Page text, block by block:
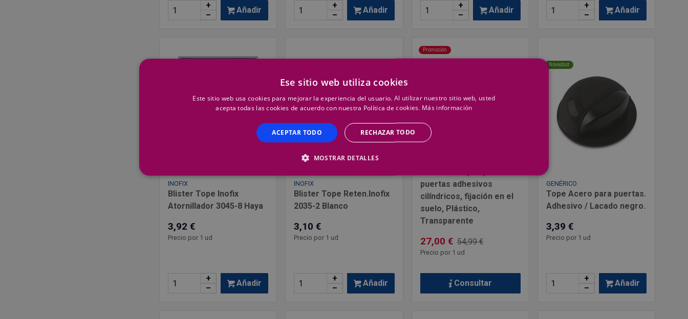
+
–
Añadir
+
–
Añadir
+
–
Añadir
+
–
Añadir
INOFIX
Blister Tope Inofix
Atornillador 3045-8 Haya
3,92 €
Precio por 1 ud
+
–
Añadir
INOFIX
Blister Tope Reten.Inofix
2035-2 Blanco
3,10 €
Precio por 1 ud
+
–
Añadir
Promoción
puertas adhesivos
cilíndricos, fijación en el
suelo, Plástico,
Transparente
27,00 € 54,99 €
Precio por 1 ud
Consultar
Novedad
GENÉRICO
Tope Acero para puertas.
Adhesivo / Lacado negro.
3,39 €
Precio por 1 ud
+
–
Añadir
Ese sitio web utiliza cookies
Este sitio web usa cookies para mejorar la experiencia del usuario. Al utilizar nuestro sitio web, usted
acepta todas las cookies de acuerdo con nuestra Política de cookies. Más información
ACEPTAR TODO RECHAZAR TODO
MOSTRAR DETALLES